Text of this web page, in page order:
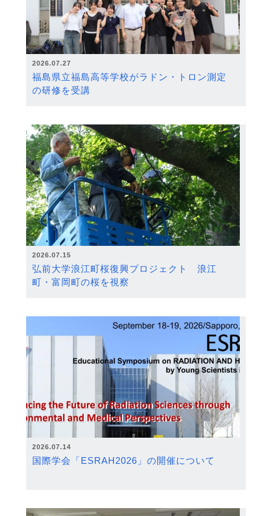
2026.07.27
福島県立福島高等学校がラドン・トロン測定
の研修を受講
2026.07.15
弘前大学浪江町桜復興プロジェクト 浪江
町・富岡町の桜を視察
2026.07.14
国際学会「ESRAH2026」の開催について